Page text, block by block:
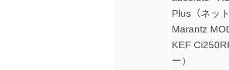
Plus（ネッ
Marantz
KEF
ー）